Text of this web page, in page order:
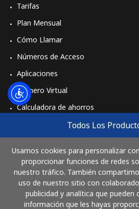
Todos Los
Usamos cookies para personalizar
proporcionar funciones de redes
nuestro tráfico. También
uso de nuestro sitio con
publicidad y analítica que pueden
información que les hayas
Tarifas
Plan Mensual
Cómo Llamar
Números de Acceso
Aplicaciones
Número Virtual
Calculadora de ahorros
Comprar
Cómo funciona
Paga con